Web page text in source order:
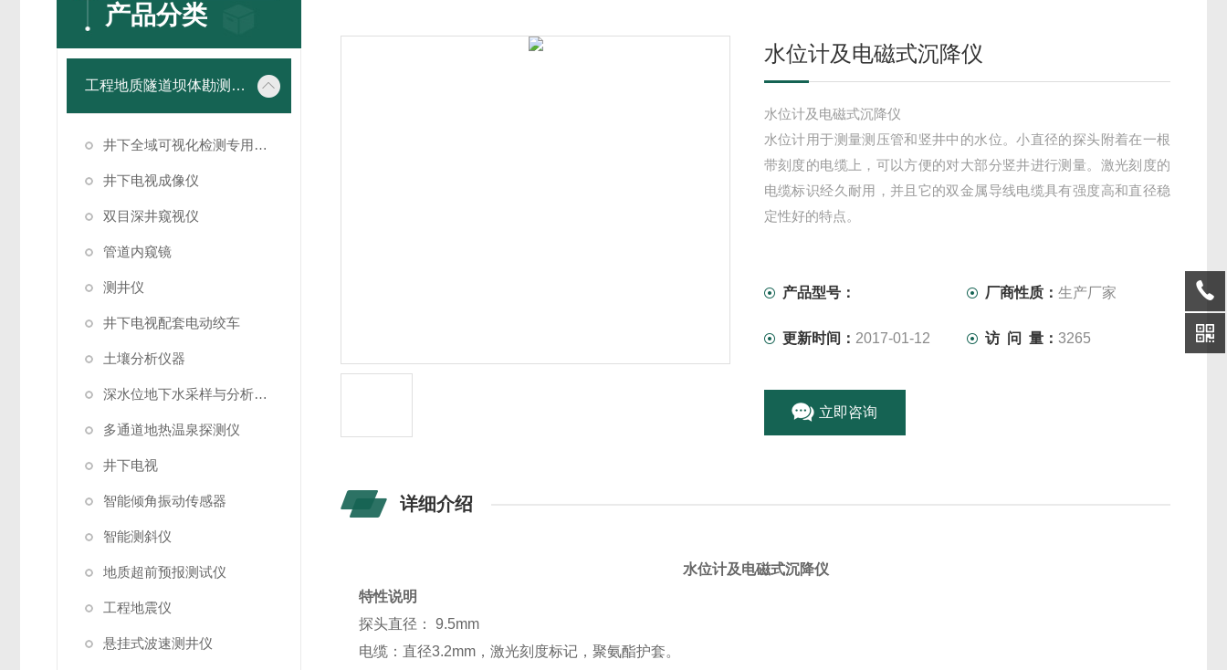
产品分类
工程地质隧道坝体勘测仪器
井下全域可视化检测专用成像设备
井下电视成像仪
双目深井窥视仪
管道内窥镜
测井仪
井下电视配套电动绞车
土壤分析仪器
深水位地下水采样与分析系统
多通道地热温泉探测仪
井下电视
智能倾角振动传感器
智能测斜仪
地质超前预报测试仪
工程地震仪
悬挂式波速测井仪
水位计及电磁式沉降仪
水位计及电磁式沉降仪
水位计用于测量测压管和竖井中的水位。小直径的探头附着在一根
带刻度的电缆上，可以方便的对大部分竖井进行测量。激光刻度的
电缆标识经久耐用，并且它的双金属导线电缆具有强度高和直径稳
定性好的特点。
产品型号： 厂商性质：生产厂家
更新时间： 2017-01-12 访 问 量：3265
立即咨询
详细介绍
水位计及电磁式沉降仪
特性说明
探头直径： 9.5mm
电缆：直径3.2mm，激光刻度标记，聚氨酯护套。